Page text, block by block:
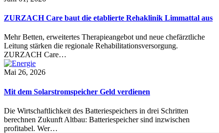
ZURZACH Care baut die etablierte Rehaklinik Limmattal aus
Mehr Betten, erweitertes Therapieangebot und neue chefärztliche
Leitung stärken die regionale Rehabilitationsversorgung.
ZURZACH Care…
Mai 26, 2026
Mit dem Solarstromspeicher Geld verdienen
Die Wirtschaftlichkeit des Batteriespeichers in drei Schritten
berechnen Zukunft Altbau: Batteriespeicher sind inzwischen
profitabel. Wer…